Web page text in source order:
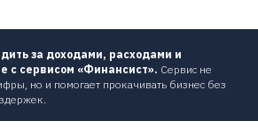
за доходами, расходами и
с сервисом «Финансист». Сервис не
но и помогает прокачивать бизнес без